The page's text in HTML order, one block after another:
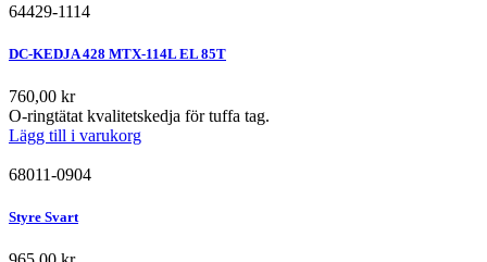
64429-1114
DC-KEDJA 428 MTX-114L EL 85T
760,00 kr
O-ringtätat kvalitetskedja för tuffa tag.
Lägg till i varukorg
68011-0904
Styre Svart